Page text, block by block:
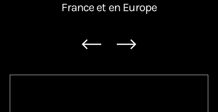
France et en Europe